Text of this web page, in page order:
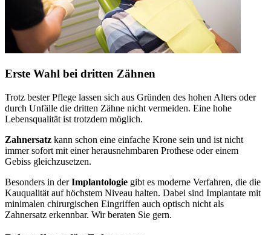
Erste Wahl bei dritten Zähnen
Trotz bester Pflege lassen sich aus Gründen des hohen Alters oder
durch Unfälle die dritten Zähne nicht vermeiden. Eine hohe
Lebensqualität ist trotzdem möglich.
Zahnersatz kann schon eine einfache Krone sein und ist nicht
immer sofort mit einer herausnehmbaren Prothese oder einem
Gebiss gleichzusetzen.
Besonders in derImplantologie gibt es moderne Verfahren, die die
Kauqualität auf höchstem Niveau halten. Dabei sind Implantate mit
minimalen chirurgischen Eingriffen auch optisch nicht als
Zahnersatz erkennbar. Wir beraten Sie gern.